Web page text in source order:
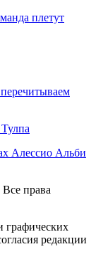
плетут
Алессио Альби
права
графических
редакции